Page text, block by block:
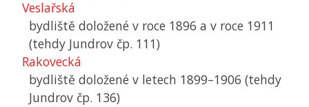
Veslařská
bydliště doložené v roce 1896 a v roce 1911
(tehdy Jundrov čp. 111)
Rakovecká
bydliště doložené v letech 1899–1906 (tehdy
Jundrov čp. 136)